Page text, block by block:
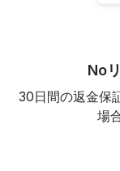
No
30日間の返金保
場